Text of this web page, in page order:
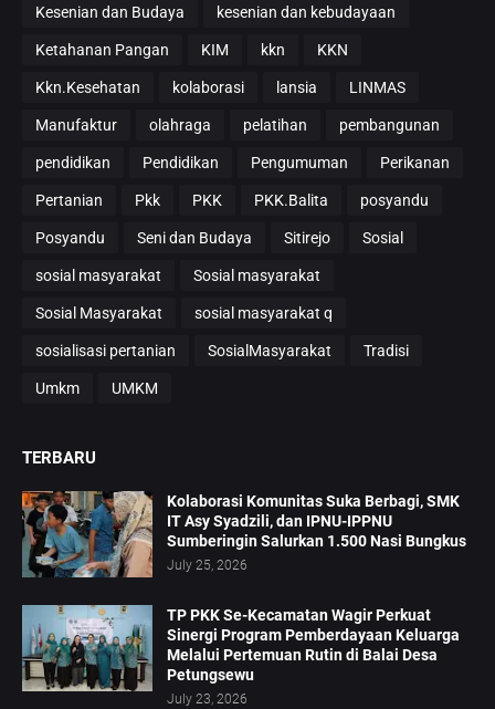
Kesenian dan Budaya kesenian dan kebudayaan
Ketahanan Pangan KIM kkn KKN
Kkn.Kesehatan kolaborasi lansia LINMAS
Manufaktur olahraga pelatihan pembangunan
pendidikan Pendidikan Pengumuman Perikanan
Pertanian Pkk PKK PKK.Balita posyandu
Posyandu Seni dan Budaya Sitirejo Sosial
sosial masyarakat Sosial masyarakat
Sosial Masyarakat sosial masyarakat q
sosialisasi pertanian SosialMasyarakat Tradisi
Umkm UMKM
TERBARU
Kolaborasi Komunitas Suka Berbagi, SMK
IT Asy Syadzili, dan IPNU-IPPNU
Sumberingin Salurkan 1.500 Nasi Bungkus
July 25, 2026
TP PKK Se-Kecamatan Wagir Perkuat
Sinergi Program Pemberdayaan Keluarga
Melalui Pertemuan Rutin di Balai Desa
Petungsewu
July 23, 2026